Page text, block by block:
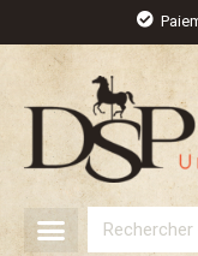
contenu
Rechercher